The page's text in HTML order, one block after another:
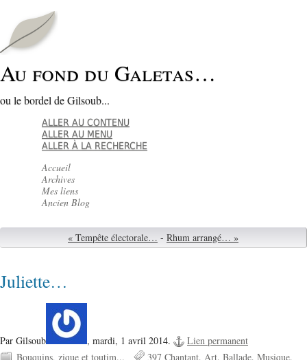
Au fond du Galetas…
ou le bordel de Gilsoub...
ALLER AU CONTENU
ALLER AU MENU
ALLER À LA RECHERCHE
Accueil
Archives
Mes liens
Ancien Blog
« Tempête électorale… - Rhum arrangé… »
Juliette…
Par Gilsoub , mardi, 1 avril 2014.
Lien permanent
Bouquins, zique et toutim...
397 Chantant Art Ballade Musique